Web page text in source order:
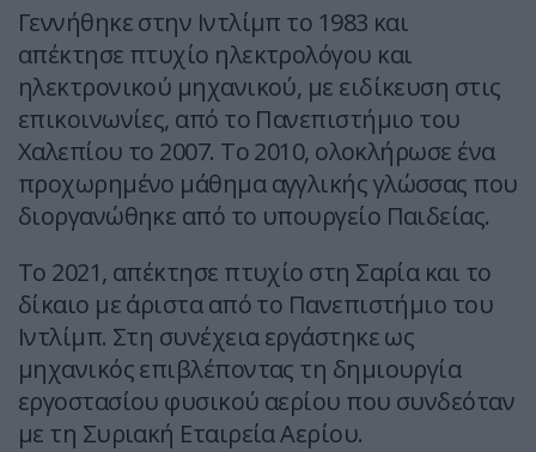
Γεννήθηκε στην Ιντλίμπ το 1983 και
απέκτησε πτυχίο ηλεκτρολόγου και
ηλεκτρονικού μηχανικού, με ειδίκευση στις
επικοινωνίες, από το Πανεπιστήμιο του
Χαλεπίου το 2007. Το 2010, ολοκλήρωσε ένα
προχωρημένο μάθημα αγγλικής γλώσσας που
διοργανώθηκε από το υπουργείο Παιδείας.
Το 2021, απέκτησε πτυχίο στη Σαρία και το
δίκαιο με άριστα από το Πανεπιστήμιο του
Ιντλίμπ. Στη συνέχεια εργάστηκε ως
μηχανικός επιβλέποντας τη δημιουργία
εργοστασίου φυσικού αερίου που συνδεόταν
με τη Συριακή Εταιρεία Αερίου.